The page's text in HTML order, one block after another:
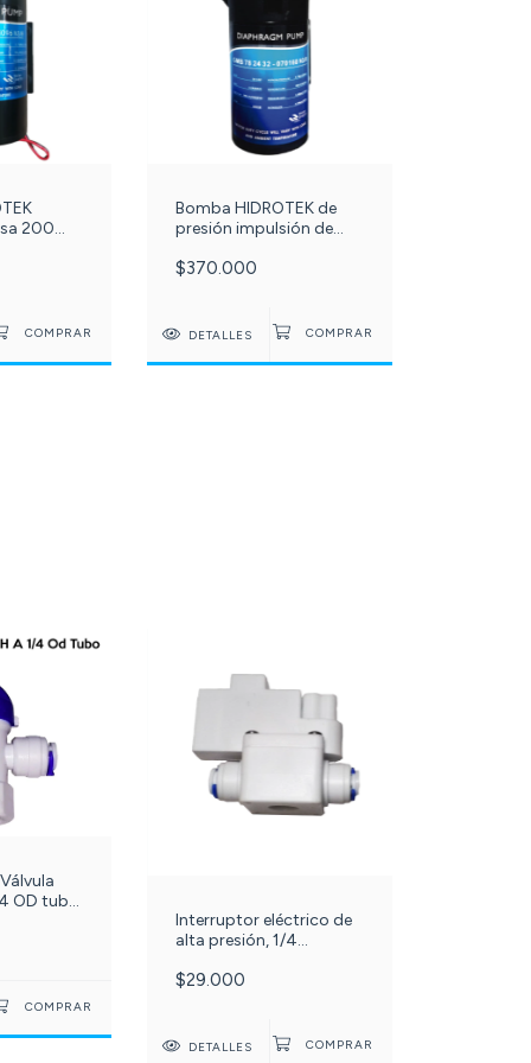
200
Bomba HIDROTEK de
presión impulsión de
día c -211-
$370.000
DETALLES
OD tubo
Interruptor eléctrico de
alta presión, 1/4
rápida, Para filtros de
36-
$29.000
DETALLES